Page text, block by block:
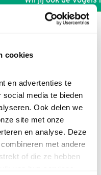
cookies
en advertenties te
media te bieden
Ook delen we
site met onze
en analyse. Deze
met andere
of die ze hebben